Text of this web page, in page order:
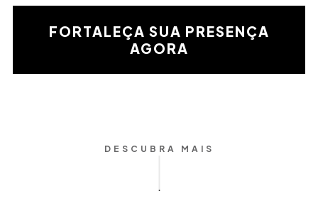
la
validaciónFORTALEÇA SUA PRESENÇA
AGORA
DESCUBRA MAIS